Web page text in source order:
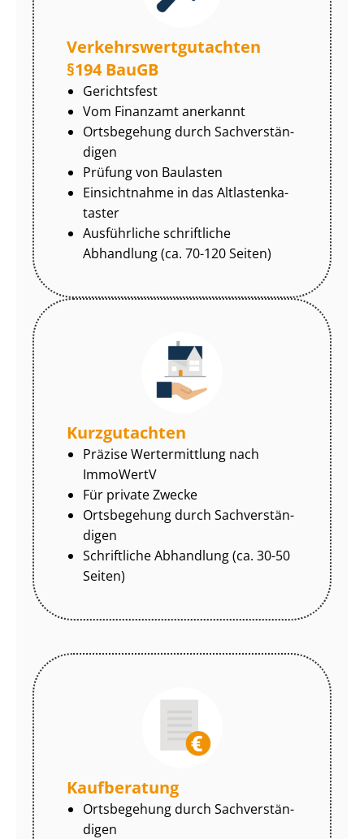
Ver­kehrs­wert­gut­ach­ten
§194 BauGB
Gerichtsfest
Vom Finanzamt anerkannt
Ortsbegehung durch Sach­ver­stän­
di­gen
Prüfung von Baulasten
Einsichtnahme in das Alt­las­ten­ka­
tas­ter
Ausführliche schriftliche
Abhandlung (ca. 70-120 Seiten)
Kurzgutachten
Präzise Wertermittlung nach
ImmoWertV
Für private Zwecke
Ortsbegehung durch Sach­ver­stän­
di­gen
Schriftliche Abhandlung (ca. 30-50
Seiten)
Kaufberatung
Ortsbegehung durch Sach­ver­stän­
di­gen